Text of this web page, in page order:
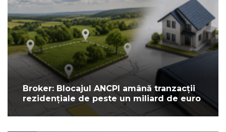
Broker: Blocajul ANCPI amână tranzacții
rezidențiale de peste un miliard de euro